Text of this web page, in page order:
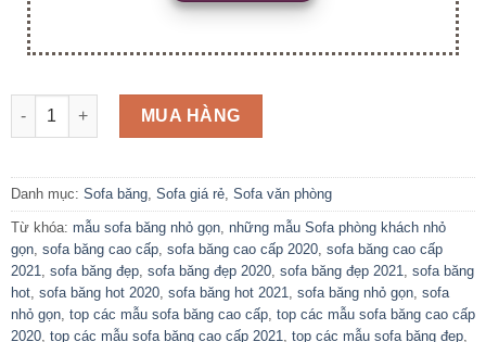
SFB09 số lượng MUA HÀNG
Danh mục: Sofa băng, Sofa giá rẻ, Sofa văn phòng
Từ khóa: mẫu sofa băng nhỏ gọn, những mẫu Sofa phòng khách nhỏ
gọn, sofa băng cao cấp, sofa băng cao cấp 2020, sofa băng cao cấp
2021, sofa băng đẹp, sofa băng đẹp 2020, sofa băng đẹp 2021, sofa băng
hot, sofa băng hot 2020, sofa băng hot 2021, sofa băng nhỏ gọn, sofa
nhỏ gọn, top các mẫu sofa băng cao cấp, top các mẫu sofa băng cao cấp
2020, top các mẫu sofa băng cao cấp 2021, top các mẫu sofa băng đẹp,